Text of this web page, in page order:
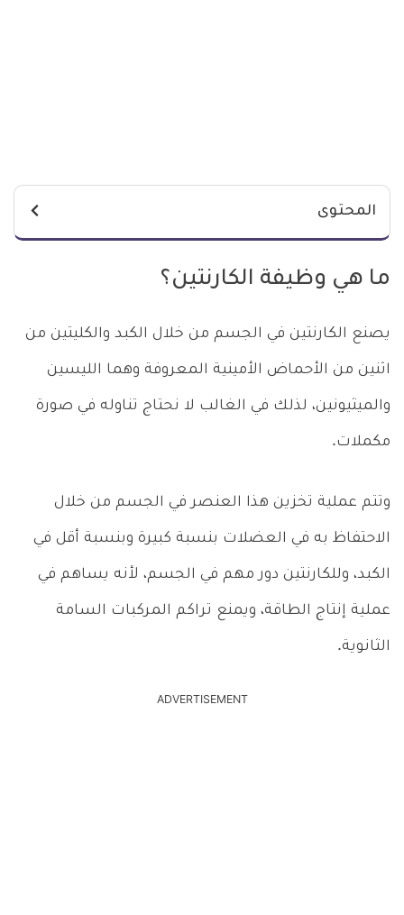
المحتوى
ما هي وظيفة الكارنتين؟
يصنع الكارنتين في الجسم من خلال الكبد والكليتين من
اثنين من الأحماض الأمينية المعروفة وهما الليسين
والميثيونين، لذلك في الغالب لا نحتاج تناوله في صورة
مكملات.
وتتم عملية تخزين هذا العنصر في الجسم من خلال
الاحتفاظ به في العضلات بنسبة كبيرة وبنسبة أقل في
الكبد، وللكارنتين دور مهم في الجسم، لأنه يساهم في
عملية إنتاج الطاقة، ويمنع تراكم المركبات السامة
الثانوية.
ADVERTISEMENT